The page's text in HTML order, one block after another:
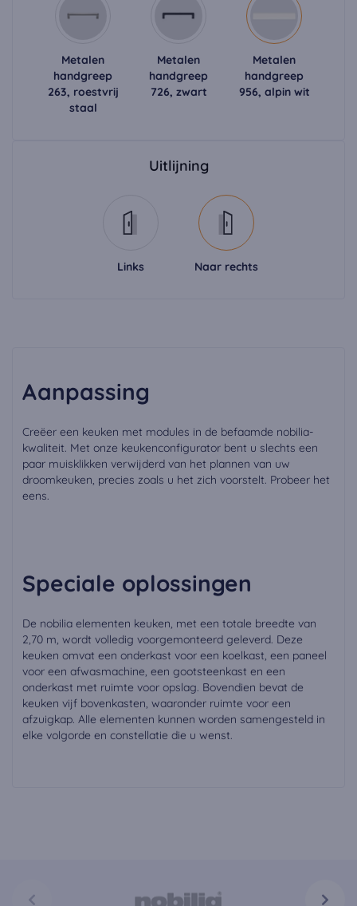
Metalen
handgreep
263, roestvrij
staal
Metalen
handgreep
726, zwart
Metalen
handgreep
956, alpin wit
Uitlijning
Links Naar rechts
Aanpassing
Creëer een keuken met modules in de befaamde nobilia-
kwaliteit. Met onze keukenconfigurator bent u slechts een
paar muisklikken verwijderd van het plannen van uw
droomkeuken, precies zoals u het zich voorstelt. Probeer het
eens.
Speciale oplossingen
De nobilia elementen keuken, met een totale breedte van
2,70 m, wordt volledig voorgemonteerd geleverd. Deze
keuken omvat een onderkast voor een koelkast, een paneel
voor een afwasmachine, een gootsteenkast en een
onderkast met ruimte voor opslag. Bovendien bevat de
keuken vijf bovenkasten, waaronder ruimte voor een
afzuigkap. Alle elementen kunnen worden samengesteld in
elke volgorde en constellatie die u wenst.